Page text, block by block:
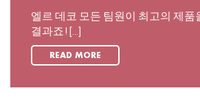
엘르 데코 모든 팀원이 최고의 제품
결과죠! [...]
READ MORE